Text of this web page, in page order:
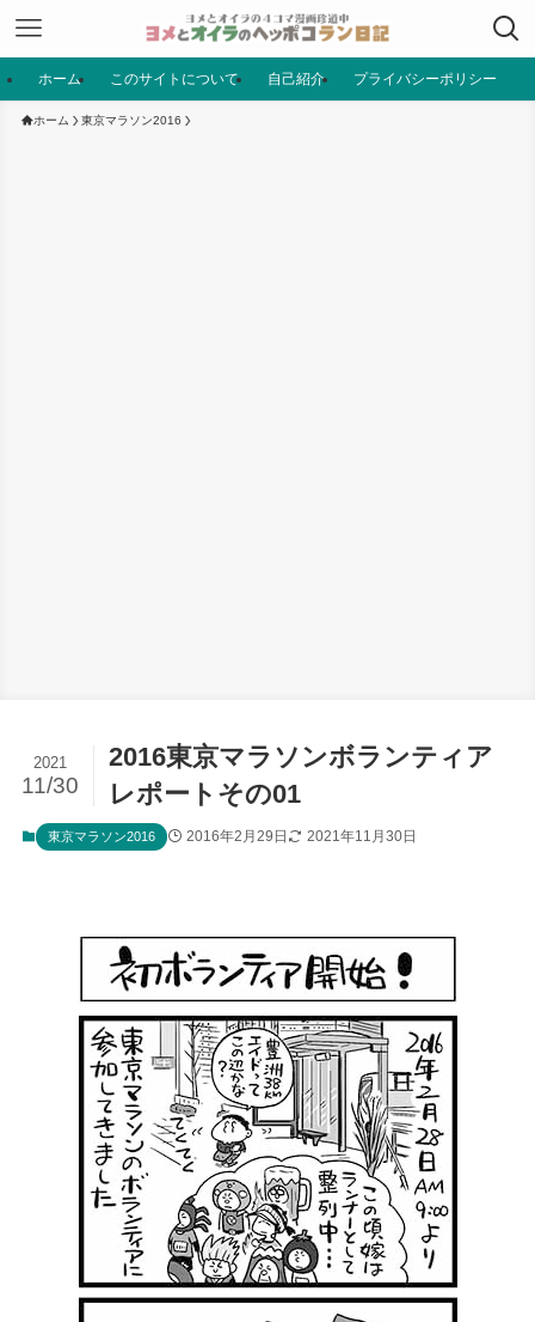
ホーム このサイトについて 自己紹介 プライバシーポリシー
ホーム 東京マラソン2016
2016東京マラソンボランティア
レポートその01
2021
11/30
東京マラソン2016 2016年2月29日 2021年11月30日